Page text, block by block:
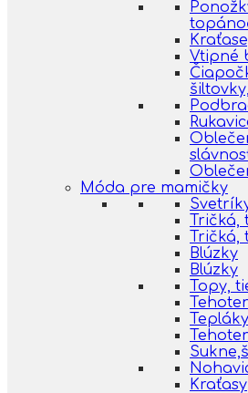
Vtipné
Móda pre mamičky
Tričká,
Tričká,
Blúzky
Blúzky
Topy,
Kraťasy